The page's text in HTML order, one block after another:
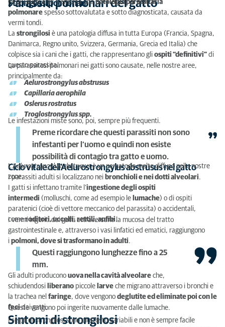
Parassiti polmonari del gatto
Sintomi di strongilosi
Diagnosi di parassitosi polmonare nel gatto
Come si curano i parassiti polmonari del gatto
Come prevenire la strongilosi del gatto.
Parassiti polmonari del gatto
Strongilosi polmonari
Negli ultimi anni è emersa unapatologia parassitaria
polmonare spesso sottovalutata e sotto diagnosticata, causata da
vermi tondi.
La strongilosi è una patologia diffusa in tutta Europa (Francia, Spagna,
Danimarca, Regno unito, Svizzera, Germania, Grecia ed Italia) che
colpisce sia i cani che i gatti, che rappresentano gli ospiti “definitivi” di
questo parassita.
La parassitosi polmonari nei gatti sono causate, nelle nostre aree,
principalmente da:
Aelurostrongylus abstrusus
Capillaria aerophila
Oslerus rostratus
Troglostrongylus spp.
Le infestazioni miste sono, poi, sempre più frequenti.
Preme ricordare che questi parassiti non sono
infestanti per l’uomo e quindi non esiste
possibilità di contagio tra gatto e uomo.
Ciclo vitale dell’Aelurostrongylus abstrusus nel gatto
L’Aelurostrongylus abstrususè un nematode molto diffuso nelle nostre
zone.
I parassiti adulti si localizzano nei bronchioli e nei dotti alveolari.
I gatti si infettano tramite l’ingestione degli ospiti
intermedi (molluschi, come ad esempio le lumache) o di ospiti
paratenici (cioè di vettore meccanico del parassita) o accidentali,
comeroditori, uccelli, rettili, anfibi.
I vermi ingeriti dai gatti attraversano la mucosa del tratto
gastrointestinale e, attraverso i vasi linfatici ed ematici, raggiungono
i polmoni, dove si trasformano in adulti.
Questi raggiungono lunghezze fino a 25
mm.
Gli adulti producono uova nella cavità alveolare che,
schiudendosi liberano piccole larve che migrano attraverso i bronchi e
la trachea nel faringe, dove vengono deglutite ed eliminate poi con le
fecidai gatti.
Queste vengono poi ingerite nuovamente dalle lumache.
Sintomi di strongilosi
I segni di strongilosi sono piuttosto variabili e non è sempre facile